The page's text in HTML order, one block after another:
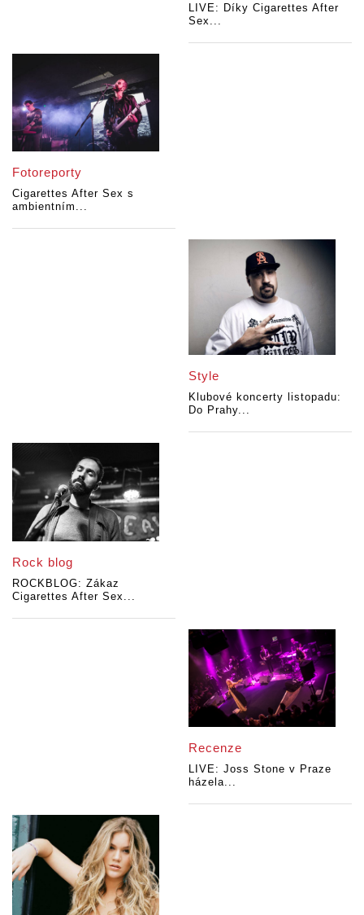
LIVE: Díky Cigarettes After
Sex...
Fotoreporty
Cigarettes After Sex s
ambientním...
Style
Klubové koncerty listopadu:
Do Prahy...
Rock blog
ROCKBLOG: Zákaz
Cigarettes After Sex...
Recenze
LIVE: Joss Stone v Praze
házela...